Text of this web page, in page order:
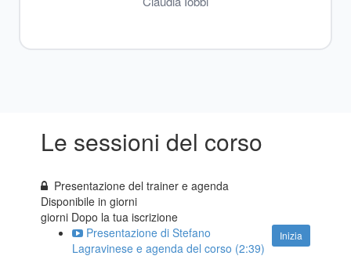
Le sessioni del corso
Presentazione del trainer e agenda
Disponibile ingiorni
giorni Dopo la tua iscrizione
Inizia
Presentazione di Stefano
Lagravinese e agenda del corso (2:39)